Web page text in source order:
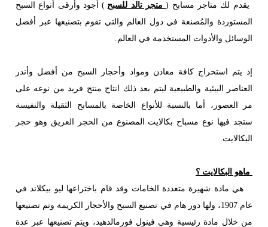
يقدم لك متاجر مسابح (متجر تالد للسبح ) أجود وأرقى أنواع السبح
المستوردة والمُصنعة في دول العالم والتي تقوم بتصنيعها عبر أفضل
الوسائل والأدوات المستخدمة في العالم.
إذ يتم استخراج كافة معادن ومواد وأحجار السبح من أفضل وأندر
العناصر البيئية والطبيعية ليتم بعد ذلك انتاج منتج فريد من نوعه على
مر العصور، أما بالنسبة للأنواع الخاصة بالمسابح الثقيلة والنفيسة
ستجد فيها نوع مسباح بكالايت المصنوع من الحجر العريق وهو حجر
البكالايت.
ماهو البكالايت ؟
هي مادة شهيرة متعددة الخامات وقد قام باختراعها ليو بيكلاند في
عام 1907، ولها دور هام في تصنيع السبح والأحجار الكريمة وتم تصنيعها
من خلال مادة رئيسية وهي فينول فورمالدهيد، ويتم تصنيعها عبر عدة